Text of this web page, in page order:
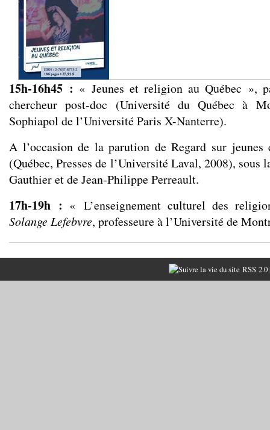
15h-16h45 : « Jeunes et religion au Québec »,
chercheur post-doc (Université du Québec à
Sophiapol de l’Université Paris X-Nanterre).
A l’occasion de la parution de Regard sur
(Québec, Presses de l’Université Laval, 2008), sous
Gauthier et de Jean-Philippe Perreault.
17h-19h : « L’enseignement culturel des
Solange Lefebvre, professeure à l’Université de
RSS 2.0